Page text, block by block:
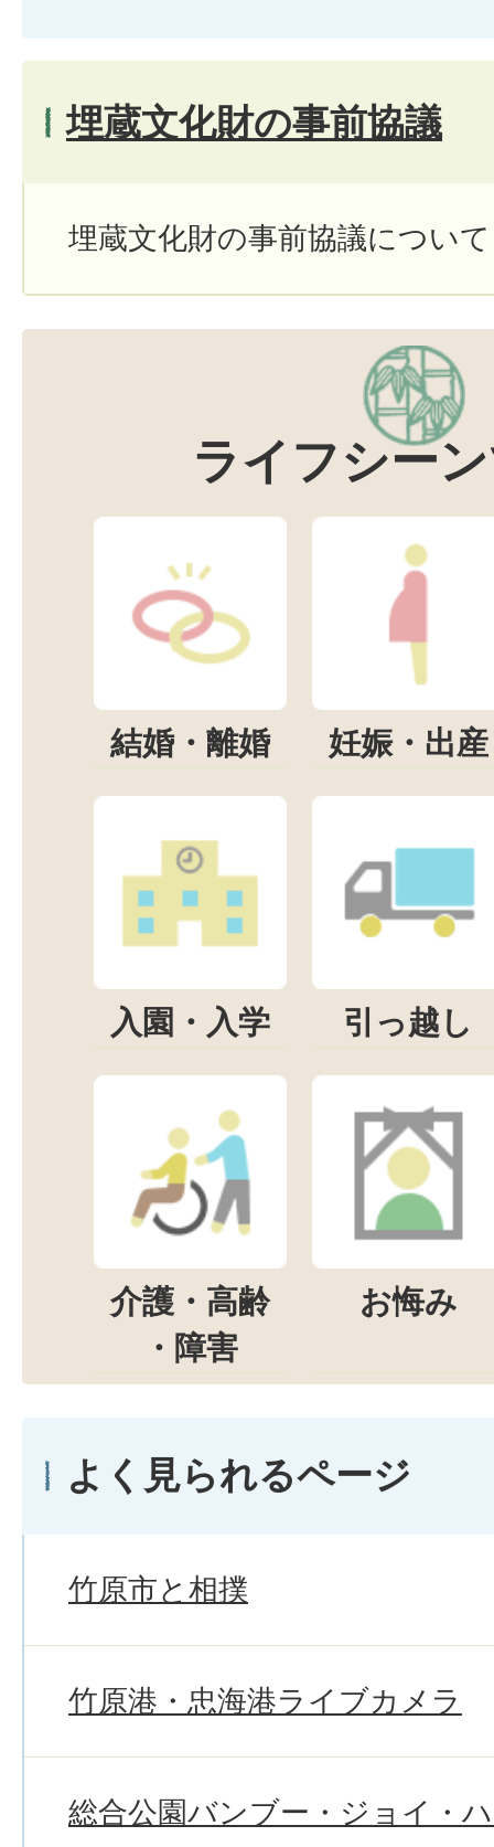
埋蔵文化財の事前協議
埋蔵文化財の事前協議について
ライフシー
結婚・離婚 妊娠・出産
入園・入学 引っ越し
介護・高齢
・障害
お悔み
よく見られるページ
竹原市と相撲
竹原港・忠海港ライブカメラ
総合公園バンブー・ジョイ・